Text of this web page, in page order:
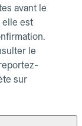
avant le
elle est
le
sur